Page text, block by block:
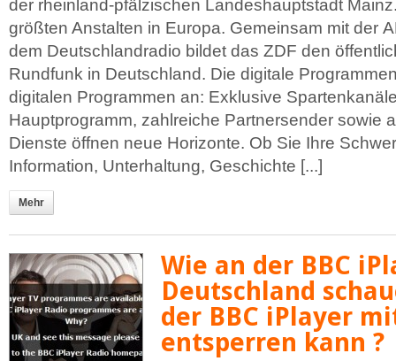
der rheinland-pfälzischen Landeshauptstadt
größten Anstalten in Europa. Gemeinsam mit der
dem Deutschlandradio bildet das ZDF den
Rundfunk in Deutschland. Die digitale
digitalen Programmen an: Exklusive
Hauptprogramm, zahlreiche Partnersender sowie
Dienste öffnen neue Horizonte. Ob Sie Ihre
Information, Unterhaltung, Geschichte [...]
Mehr
Wie an der BBC
Deutschland
der BBC iPlayer
entsperren kann ?